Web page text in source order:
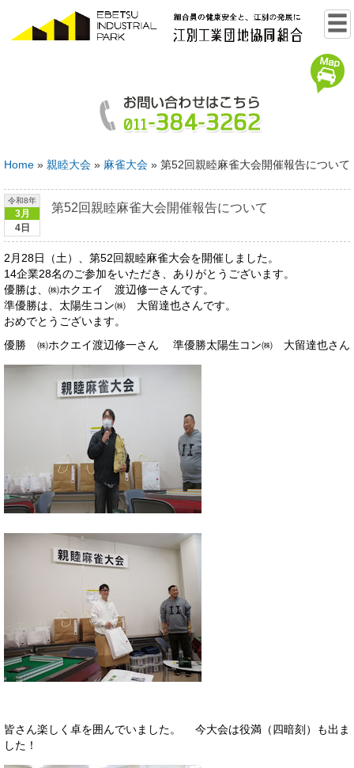
Home » 親睦大会 » 麻雀大会 » 第52回親睦麻雀大会開催報告について
令和8年
3月
4日
第52回親睦麻雀大会開催報告について
2月28日（土）、第52回親睦麻雀大会を開催しました。
14企業28名のご参加をいただき、ありがとうございます。
優勝は、㈱ホクエイ 渡辺修一さんです。
準優勝は、太陽生コン㈱ 大留達也さんです。
おめでとうございます。
優勝 ㈱ホクエイ渡辺修一さん 準優勝太陽生コン㈱ 大留達也さん
皆さん楽しく卓を囲んでいました。 今大会は役満（四暗刻）も出ま
した！